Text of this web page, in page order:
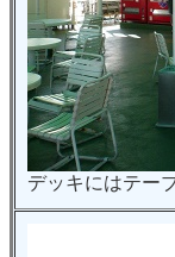
デッキにはテー